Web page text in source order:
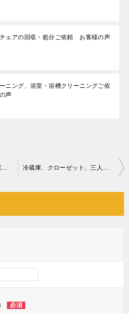
ェアの回収・処分ご依頼 お客様の声
ニング、浴室・浴槽クリーニングご依
声
中身のあるスプレー缶の回収・処分ご依頼 お客様の声 冷蔵庫、クローゼット、三人掛けソファー、ローテーブル等の回収
必須